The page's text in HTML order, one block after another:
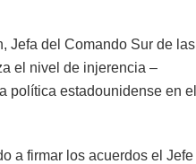
Jefa del Comando Sur de las
el nivel de injerencia –
política estadounidense en el
a firmar los acuerdos el Jefe